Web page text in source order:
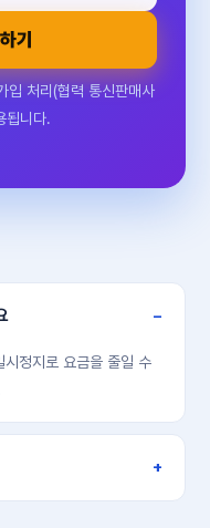
기
입 처리(협력 통신판매사
됩니다.
정지로 요금을 줄일 수